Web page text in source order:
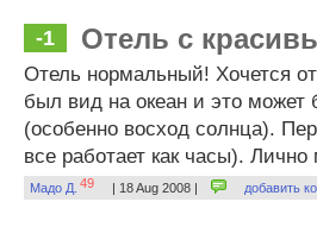
-1 Отель с
Отель нормальный! Хочется
был вид на океан и это может
(особенно восход солнца).
все работает как часы). Лично
Мадо Д. 49 | 18 Aug 2008 |
добавить